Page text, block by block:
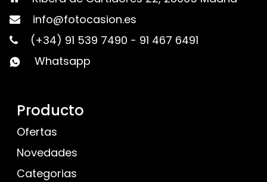
info@fotocasion.es
(+34) 91 539 7490 - 91 467 6491
Whatsapp
Producto
Ofertas
Novedades
Categorias